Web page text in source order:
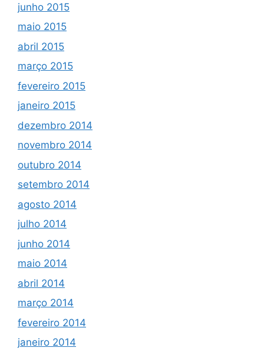
junho 2015
maio 2015
abril 2015
março 2015
fevereiro 2015
janeiro 2015
dezembro 2014
novembro 2014
outubro 2014
setembro 2014
agosto 2014
julho 2014
junho 2014
maio 2014
abril 2014
março 2014
fevereiro 2014
janeiro 2014